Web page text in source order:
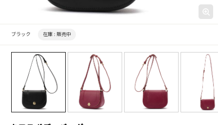
ブラック 在庫 : 販売中